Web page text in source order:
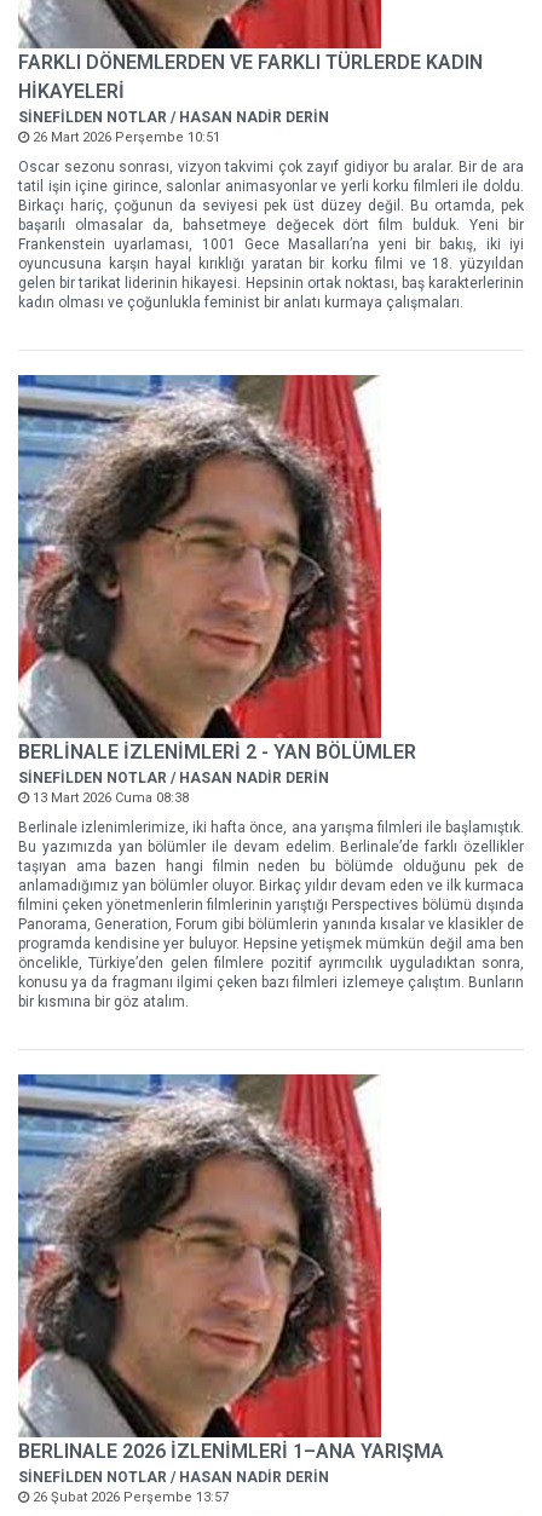
FARKLI DÖNEMLERDEN VE FARKLI TÜRLERDE KADIN
HİKAYELERİ
SİNEFİLDEN NOTLAR / HASAN NADİR DERİN
26 Mart 2026 Perşembe 10:51
Oscar sezonu sonrası, vizyon takvimi çok zayıf gidiyor bu aralar. Bir de ara
tatil işin içine girince, salonlar animasyonlar ve yerli korku filmleri ile doldu.
Birkaçı hariç, çoğunun da seviyesi pek üst düzey değil. Bu ortamda, pek
başarılı olmasalar da, bahsetmeye değecek dört film bulduk. Yeni bir
Frankenstein uyarlaması, 1001 Gece Masalları’na yeni bir bakış, iki iyi
oyuncusuna karşın hayal kırıklığı yaratan bir korku filmi ve 18. yüzyıldan
gelen bir tarikat liderinin hikayesi. Hepsinin ortak noktası, baş karakterlerinin
kadın olması ve çoğunlukla feminist bir anlatı kurmaya çalışmaları.
BERLİNALE İZLENİMLERİ 2 - YAN BÖLÜMLER
SİNEFİLDEN NOTLAR / HASAN NADİR DERİN
13 Mart 2026 Cuma 08:38
Berlinale izlenimlerimize, iki hafta önce, ana yarışma filmleri ile başlamıştık.
Bu yazımızda yan bölümler ile devam edelim. Berlinale’de farklı özellikler
taşıyan ama bazen hangi filmin neden bu bölümde olduğunu pek de
anlamadığımız yan bölümler oluyor. Birkaç yıldır devam eden ve ilk kurmaca
filmini çeken yönetmenlerin filmlerinin yarıştığı Perspectives bölümü dışında
Panorama, Generation, Forum gibi bölümlerin yanında kısalar ve klasikler de
programda kendisine yer buluyor. Hepsine yetişmek mümkün değil ama ben
öncelikle, Türkiye’den gelen filmlere pozitif ayrımcılık uyguladıktan sonra,
konusu ya da fragmanı ilgimi çeken bazı filmleri izlemeye çalıştım. Bunların
bir kısmına bir göz atalım.
BERLINALE 2026 İZLENİMLERİ 1–ANA YARIŞMA
SİNEFİLDEN NOTLAR / HASAN NADİR DERİN
26 Şubat 2026 Perşembe 13:57